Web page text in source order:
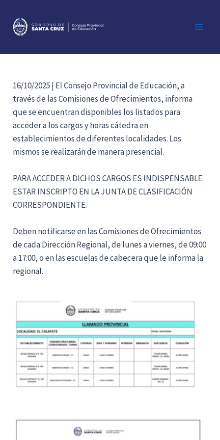
contenido
16/10/2025 | El Consejo Provincial de Educación, a
través de las Comisiones de Ofrecimientos, informa
que se encuentran disponibles los listados para
acceder a los cargos y horas cátedra en
establecimientos de diferentes localidades. Los
mismos se realizarán de manera presencial.
PARA ACCEDER A DICHOS CARGOS ES INDISPENSABLE
ESTAR INSCRIPTO EN LA JUNTA DE CLASIFICACIÓN
CORRESPONDIENTE.
Deben notificarse en las Comisiones de Ofrecimientos
de cada Dirección Regional, de lunes a viernes, de 09:00
a 17:00, o en las escuelas de cabecera que le informa la
regional.